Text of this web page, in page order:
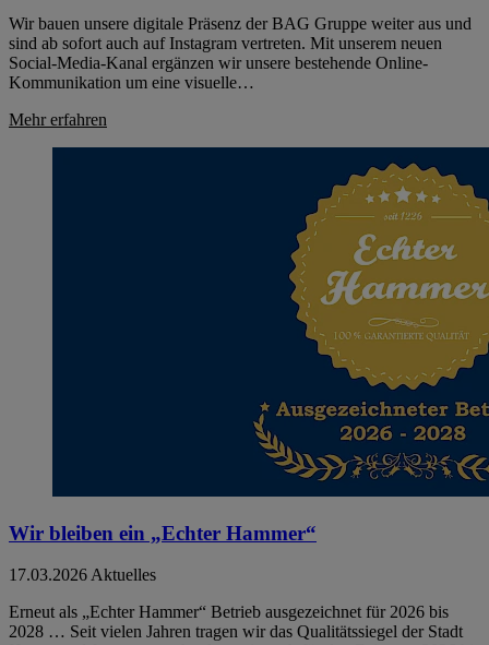
Wir bauen unsere digitale Präsenz der BAG Gruppe weiter aus und
sind ab sofort auch auf Instagram vertreten. Mit unserem neuen
Social-Media-Kanal ergänzen wir unsere bestehende Online-
Kommunikation um eine visuelle…
Mehr erfahren
Wir bleiben ein „Echter Hammer“
17.03.2026Aktuelles
Erneut als „Echter Hammer“ Betrieb ausgezeichnet für 2026 bis
2028 … Seit vielen Jahren tragen wir das Qualitätssiegel der Stadt